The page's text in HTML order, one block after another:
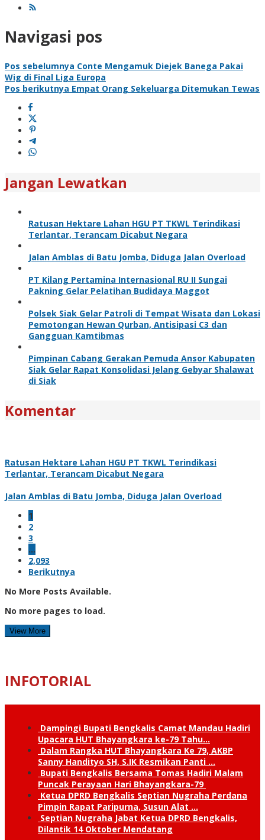
Navigasi pos
Pos sebelumnya Conte Mengamuk Diejek Banega Pakai
Wig di Final Liga Europa
Pos berikutnya Empat Orang Sekeluarga Ditemukan Tewas
Jangan Lewatkan
Ratusan Hektare Lahan HGU PT TKWL Terindikasi
Terlantar, Terancam Dicabut Negara
Jalan Amblas di Batu Jomba, Diduga Jalan Overload
PT Kilang Pertamina Internasional RU II Sungai
Pakning Gelar Pelatihan Budidaya Maggot
Polsek Siak Gelar Patroli di Tempat Wisata dan Lokasi
Pemotongan Hewan Qurban, Antisipasi C3 dan
Gangguan Kamtibmas
Pimpinan Cabang Gerakan Pemuda Ansor Kabupaten
Siak Gelar Rapat Konsolidasi Jelang Gebyar Shalawat
di Siak
Komentar
Ratusan Hektare Lahan HGU PT TKWL Terindikasi
Terlantar, Terancam Dicabut Negara
Jalan Amblas di Batu Jomba, Diduga Jalan Overload
1
2
3
…
2,093
Berikutnya
No More Posts Available.
No more pages to load.
View More
INFOTORIAL
Dampingi Bupati Bengkalis Camat Mandau Hadiri
Upacara HUT Bhayangkara ke-79 Tahu…
Dalam Rangka HUT Bhayangkara Ke 79, AKBP
Sanny Handityo SH, S.IK Resmikan Panti …
Bupati Bengkalis Bersama Tomas Hadiri Malam
Puncak Perayaan Hari Bhayangkara-79
Ketua DPRD Bengkalis Septian Nugraha Perdana
Pimpin Rapat Paripurna, Susun Alat …
Septian Nugraha Jabat Ketua DPRD Bengkalis,
Dilantik 14 Oktober Mendatang